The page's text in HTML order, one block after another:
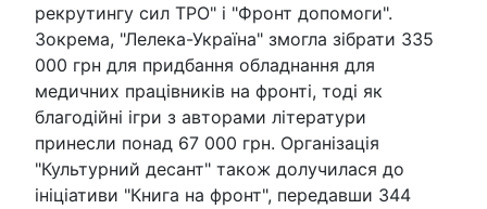
рекрутингу сил ТРО" і "Фронт допомоги".
Зокрема, "Лелека-Україна" змогла зібрати 335
000 грн для придбання обладнання для
медичних працівників на фронті, тоді як
благодійні ігри з авторами літератури
принесли понад 67 000 грн. Організація
"Культурний десант" також долучилася до
ініціативи "Книга на фронт", передавши 344